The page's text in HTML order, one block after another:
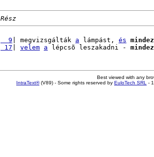
Rész
  9
| megvizsgálták a lámpást, és
17 velem a lépcsõ leszakadni -
Best viewed with any
IntraText®(V89) - Some rights reserved by EuloTech SRL -